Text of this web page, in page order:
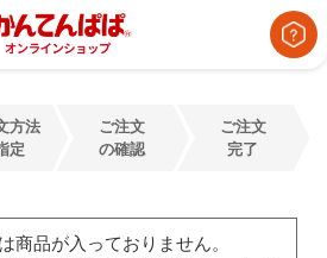
方法
定
ご注文
の確認
ご注文
完了
商品が入っておりません。